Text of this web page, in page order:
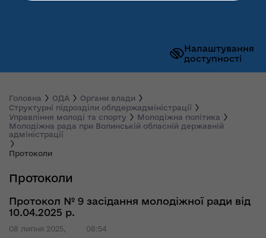
Налаштування
доступності
Головна ОДА
Органи влади
Структурні підрозділи облдержадміністрації
Управління молоді та спорту
Молодіжна політика
Молодіжна рада при Волинській обласній державній
адміністрації
Протоколи
Протоколи
Протокол № 9 засідання молодіжної ради від
10.04.2025 р.
08 липня 2025, 08:54